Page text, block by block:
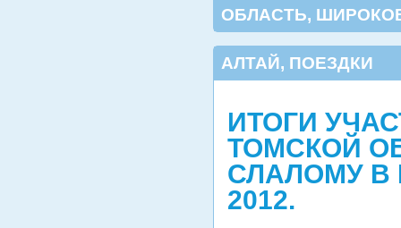
ОБЛАСТЬ,
АЛТАЙ, ПОЕЗДКИ
ИТОГИ
ТОМСКОЙ
СЛАЛОМУ В
2012.